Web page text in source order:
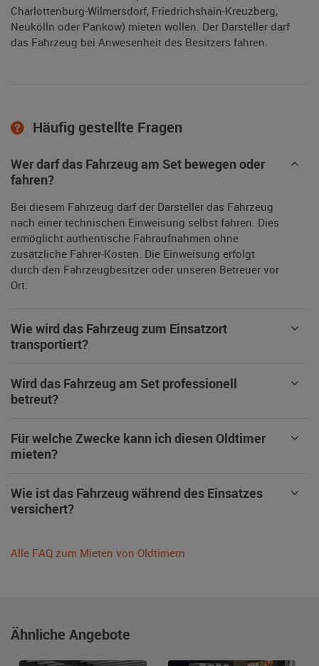
Charlottenburg-Wilmersdorf, Friedrichshain-Kreuzberg,
Neukölln oder Pankow) mieten wollen. Der Darsteller darf
das Fahrzeug bei Anwesenheit des Besitzers fahren.
Häufig gestellte Fragen
Wer darf das Fahrzeug am Set bewegen oder
fahren?
Bei diesem Fahrzeug darf der Darsteller das Fahrzeug
nach einer technischen Einweisung selbst fahren. Dies
ermöglicht authentische Fahraufnahmen ohne
zusätzliche Fahrer-Kosten. Die Einweisung erfolgt
durch den Fahrzeugbesitzer oder unseren Betreuer vor
Ort.
Wie wird das Fahrzeug zum Einsatzort
transportiert?
Wird das Fahrzeug am Set professionell
betreut?
Für welche Zwecke kann ich diesen Oldtimer
mieten?
Wie ist das Fahrzeug während des Einsatzes
versichert?
Alle FAQ zum Mieten von Oldtimern
Ähnliche Angebote